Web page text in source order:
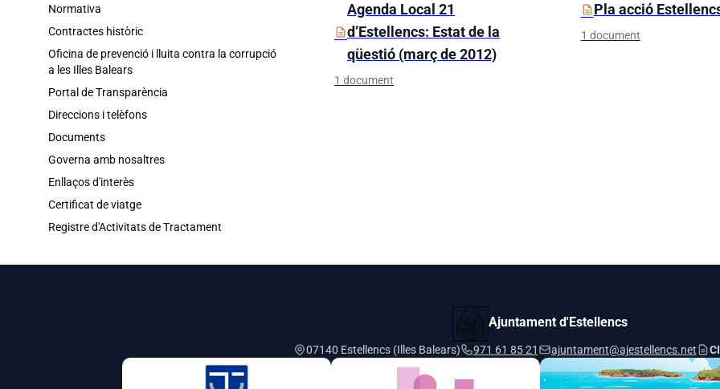
Normativa
Contractes històric
Oficina de prevenció i lluita contra la corrupció
a les Illes Balears
Portal de Transparència
Direccions i telèfons
Documents
Governa amb nosaltres
Enllaços d'interès
Certificat de viatge
Registre d'Activitats de Tractament
description
Agenda Local 21
d’Estellencs: Estat de la
qüestió (març de 2012)
1 document
descriptionPla acció
1 document
Ajuntament d'Estellencs
07140 Estellencs (Illes Balears) 971 61 85 21 ajuntament@ajestellencs.net